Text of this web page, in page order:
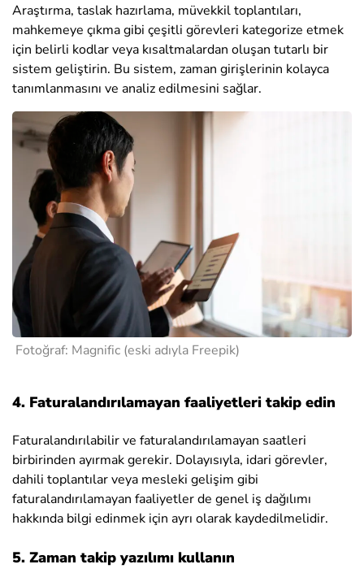
Araştırma, taslak hazırlama, müvekkil toplantıları,
mahkemeye çıkma gibi çeşitli görevleri kategorize etmek
için belirli kodlar veya kısaltmalardan oluşan tutarlı bir
sistem geliştirin. Bu sistem, zaman girişlerinin kolayca
tanımlanmasını ve analiz edilmesini sağlar.
Fotoğraf: Magnific (eski adıyla Freepik)
4. Faturalandırılamayan faaliyetleri takip edin
Faturalandırılabilir ve faturalandırılamayan saatleri
birbirinden ayırmak gerekir. Dolayısıyla, idari görevler,
dahili toplantılar veya mesleki gelişim gibi
faturalandırılamayan faaliyetler de genel iş dağılımı
hakkında bilgi edinmek için ayrı olarak kaydedilmelidir.
5. Zaman takip yazılımı kullanın